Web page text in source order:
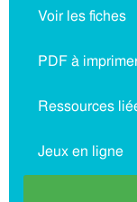
Voir les fiches
PDF à
Ressources
Jeux en ligne